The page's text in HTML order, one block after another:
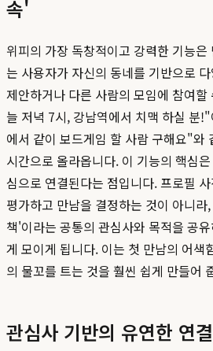
속'
위피의 가장 독창적이고 강력한 기능
는 사용자가 자신의 동네를 기반으로
제안하거나 다른 사람의 모임에 참여
늘 저녁 7시, 강남역에서 치맥 하실 분
에서 같이 보드게임 할 사람 구해요"와
시간으로 올라옵니다. 이 기능의 핵심
심으로 연결된다는 점입니다. 프로필
평가하고 만남을 결정하는 것이 아니
책'이라는 공통의 관심사와 목적을 공
게 모이게 됩니다. 이는 첫 만남의 어색
의 물꼬를 트는 것을 훨씬 쉽게 만들어
관심사 기반의 유연한 연결